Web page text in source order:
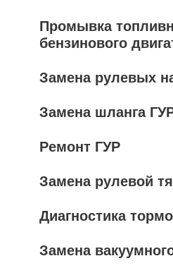
Промывка
бензинового
Замена рулевых
Замена шланга
Ремонт ГУР
Замена рулевой
Диагностика
Замена